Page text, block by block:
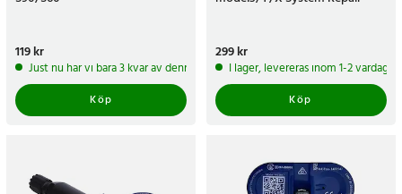
Pris:119 kr
119 kr
Just nu har vi bara 3 kvar av denna produkt
Köp
Pris:299 kr
299 kr
I lager, levereras inom 1-2 vardagar
Köp